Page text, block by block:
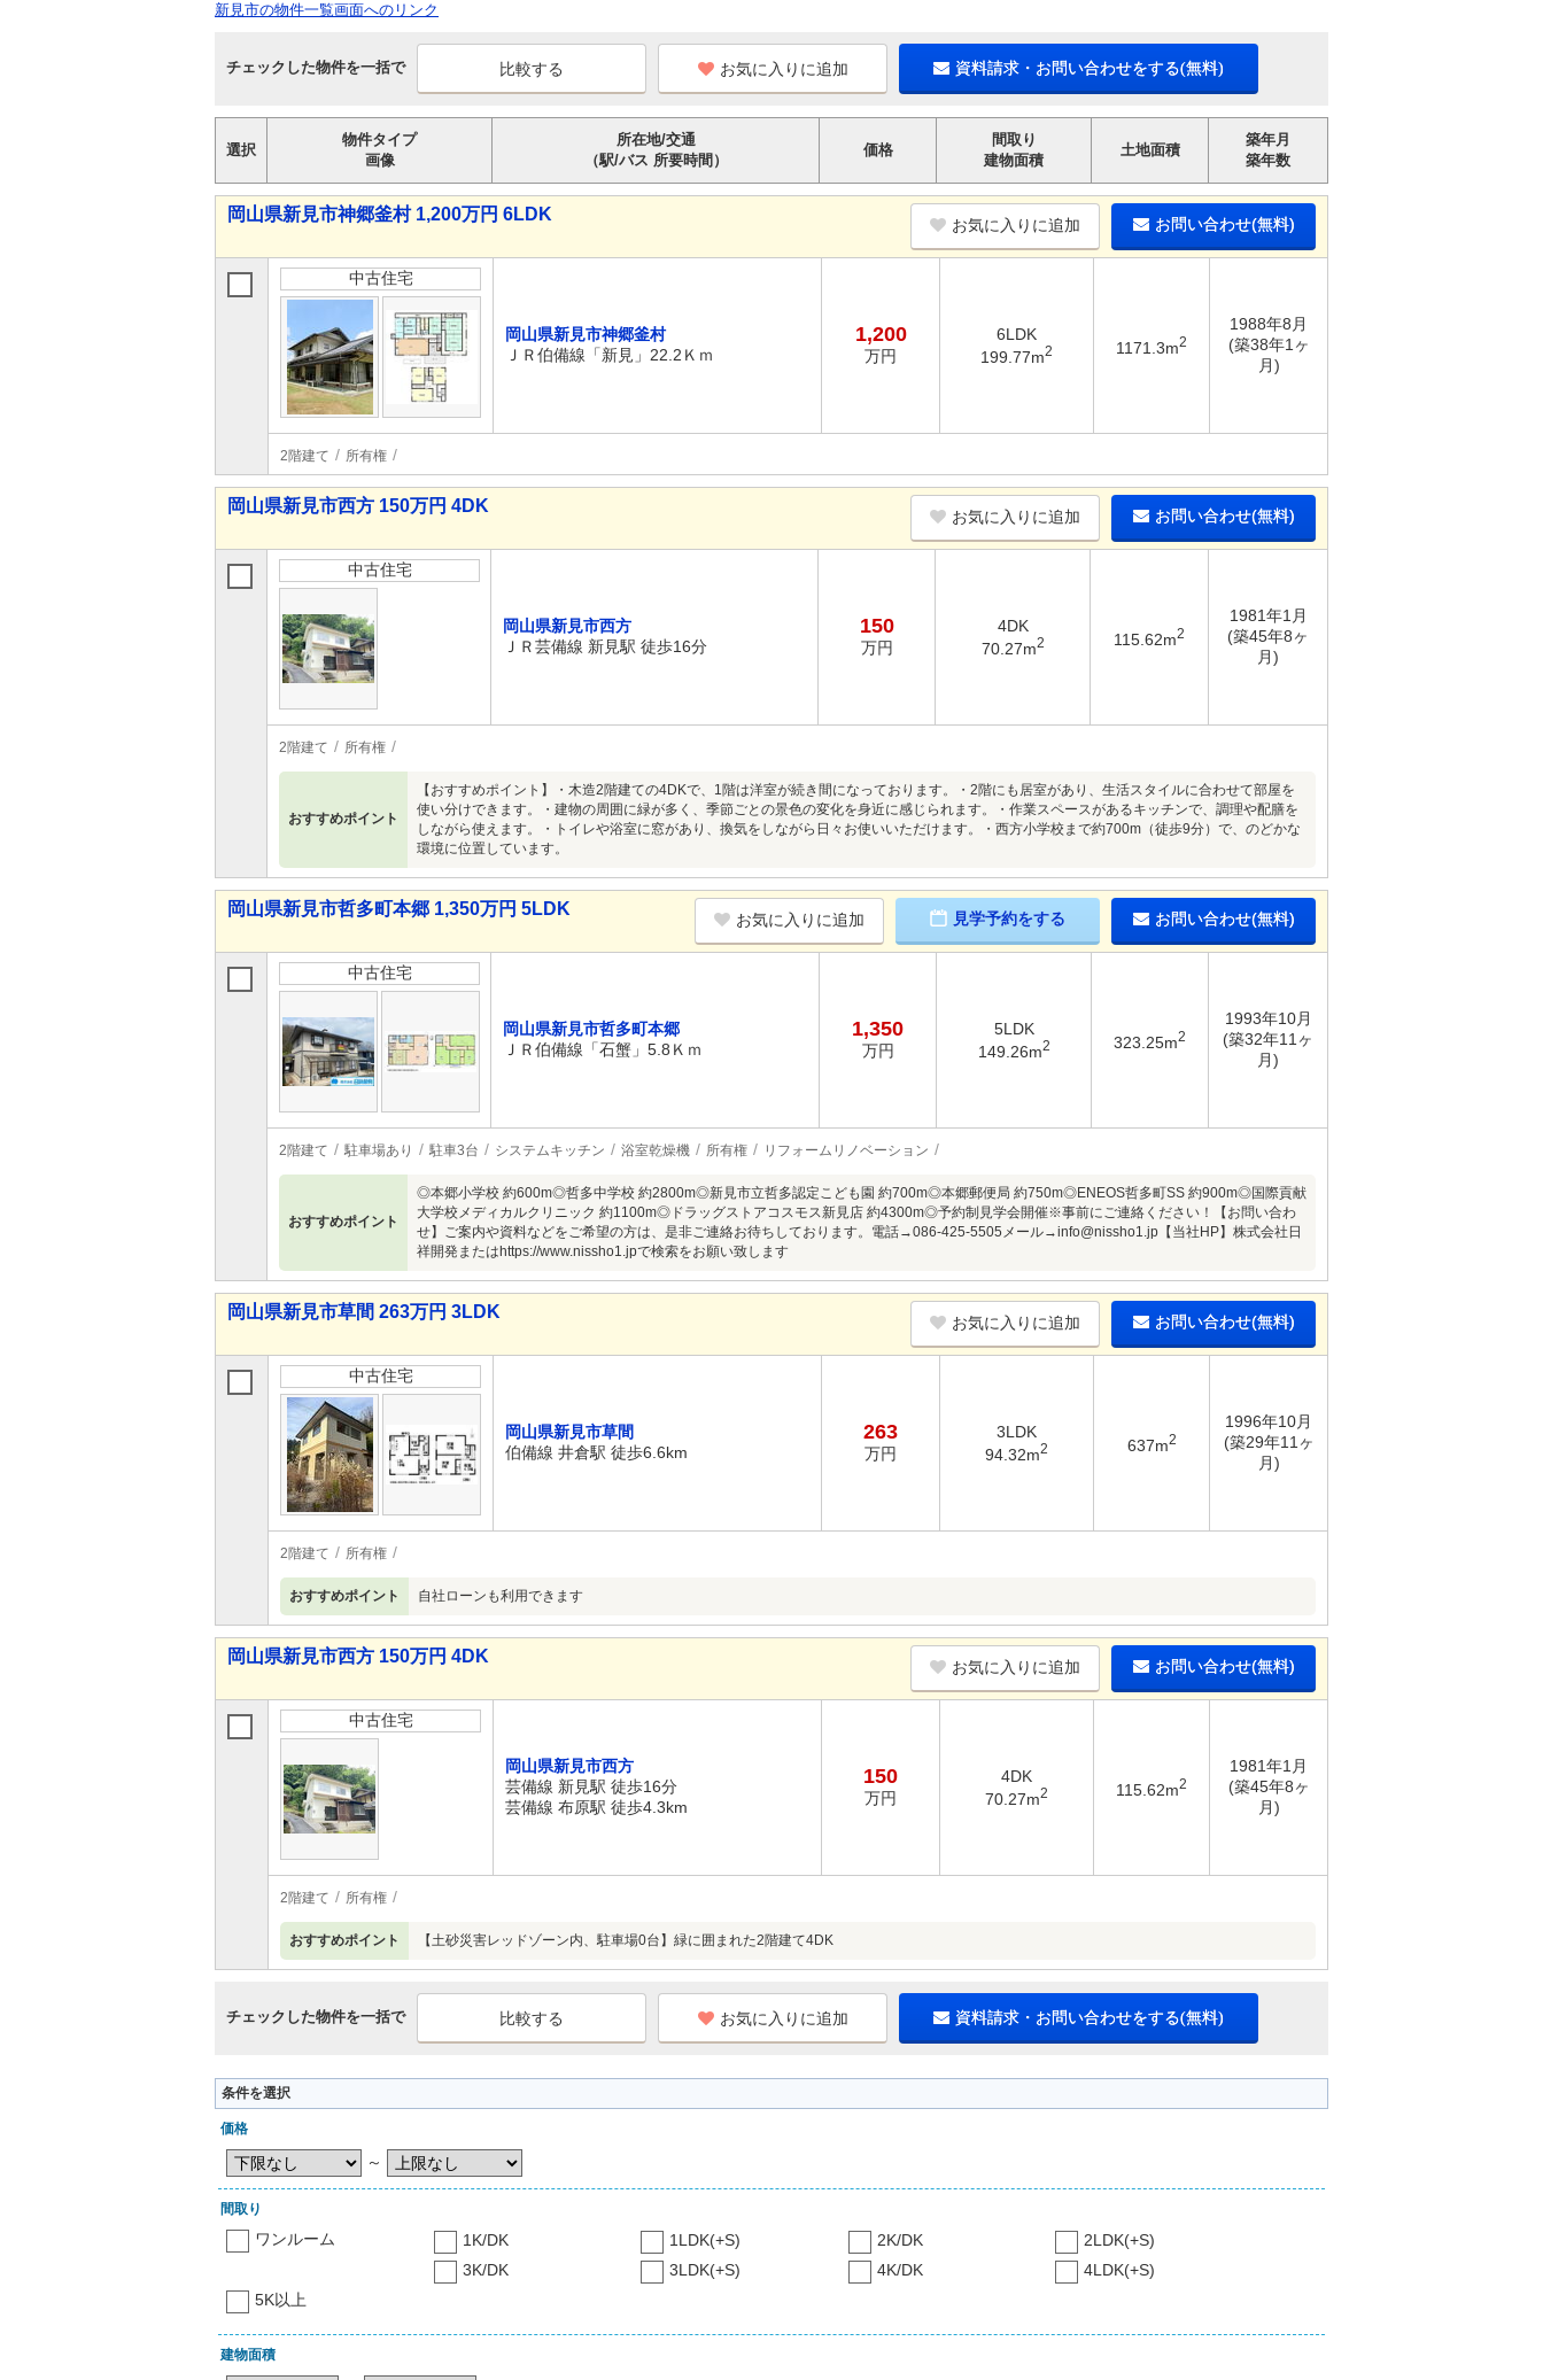
新見市の物件一覧画面へのリンク
チェックした物件を一括で お気に入りに追加 資料請求・お問い合わせをする(無料)
選択
物件タイプ
画像
所在地/交通
（駅/バス 所要時間）
価格
間取り
建物面積
土地面積
築年月
築年数
岡山県新見市神郷釜村 1,200万円 6LDK
お気に入りに追加 お問い合わせ(無料)
中古住宅
岡山県新見市神郷釜村
ＪＲ伯備線「新見」22.2Ｋｍ
1,200
万円
6LDK
199.77m2 1171.3m2
1988年8月
(築38年1ヶ
月)
2階建て 所有権
岡山県新見市西方 150万円 4DK
お気に入りに追加 お問い合わせ(無料)
中古住宅
岡山県新見市西方
ＪＲ芸備線 新見駅 徒歩16分
150
万円
4DK
70.27m2 115.62m2
1981年1月
(築45年8ヶ
月)
2階建て 所有権
おすすめポイント
【おすすめポイント】・木造2階建ての4DKで、1階は洋室が続き間になっております。・2階にも居室があり、生活スタイルに合わせて部屋を
使い分けできます。・建物の周囲に緑が多く、季節ごとの景色の変化を身近に感じられます。・作業スペースがあるキッチンで、調理や配膳を
しながら使えます。・トイレや浴室に窓があり、換気をしながら日々お使いいただけます。・西方小学校まで約700m（徒歩9分）で、のどかな
環境に位置しています。
岡山県新見市哲多町本郷 1,350万円 5LDK
お気に入りに追加 見学予約をする お問い合わせ(無料)
中古住宅
岡山県新見市哲多町本郷
ＪＲ伯備線「石蟹」5.8Ｋｍ
1,350
万円
5LDK
149.26m2 323.25m2
1993年10月
(築32年11ヶ
月)
2階建て 駐車場あり 駐車3台 システムキッチン 浴室乾燥機 所有権 リフォームリノベーション
おすすめポイント
◎本郷小学校 約600m◎哲多中学校 約2800m◎新見市立哲多認定こども園 約700m◎本郷郵便局 約750m◎ENEOS哲多町SS 約900m◎国際貢献
大学校メディカルクリニック 約1100m◎ドラッグストアコスモス新見店 約4300m◎予約制見学会開催※事前にご連絡ください！【お問い合わ
せ】ご案内や資料などをご希望の方は、是非ご連絡お待ちしております。電話→086-425-5505メール→info@nissho1.jp【当社HP】株式会社日
祥開発またはhttps://www.nissho1.jpで検索をお願い致します
岡山県新見市草間 263万円 3LDK
お気に入りに追加 お問い合わせ(無料)
中古住宅
岡山県新見市草間
伯備線 井倉駅 徒歩6.6km
263
万円
3LDK
94.32m2 637m2
1996年10月
(築29年11ヶ
月)
2階建て 所有権
おすすめポイント 自社ローンも利用できます
岡山県新見市西方 150万円 4DK
お気に入りに追加 お問い合わせ(無料)
中古住宅
岡山県新見市西方
芸備線 新見駅 徒歩16分
芸備線 布原駅 徒歩4.3km
150
万円
4DK
70.27m2 115.62m2
1981年1月
(築45年8ヶ
月)
2階建て 所有権
おすすめポイント 【土砂災害レッドゾーン内、駐車場0台】緑に囲まれた2階建て4DK
チェックした物件を一括で お気に入りに追加 資料請求・お問い合わせをする(無料)
条件を選択
価格
～
間取り
ワンルーム 1K/DK 1LDK(+S) 2K/DK
2LDK(+S)
3K/DK
3LDK(+S) 4K/DK
4LDK(+S)
5K以上
建物面積